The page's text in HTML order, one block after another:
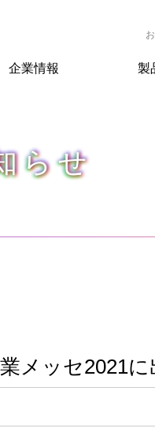
企業情報 製
らせ
メッセ2021に